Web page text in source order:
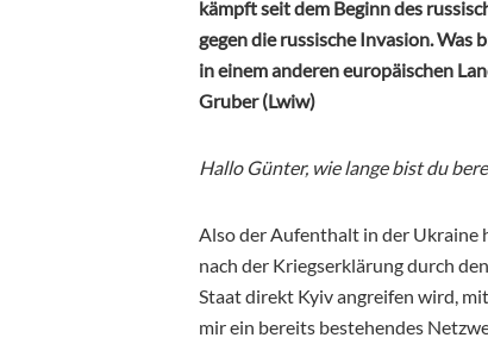
kämpft seit dem Beginn des
gegen die russische Invasion. Was
in einem anderen europäischen
Gruber (Lwiw)
Hallo Günter, wie lange bist du
Also der Aufenthalt in der Ukraine
nach der Kriegserklärung durch
Staat direkt Kyiv angreifen wird,
mir ein bereits bestehendes